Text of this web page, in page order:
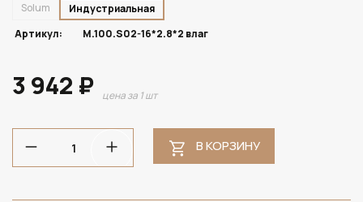
Solum
Индустриальная
Артикул:
M.100.S02-16*2.8*2 влаг
3 942 ₽ цена за 1 шт
В КОРЗИНУ